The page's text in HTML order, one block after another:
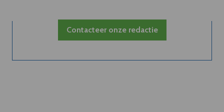
Contacteer onze redactie